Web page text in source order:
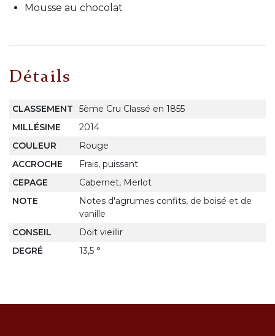
Mousse au chocolat
Détails
CLASSEMENT
5ème Cru Classé en 1855
MILLÉSIME
2014
COULEUR
Rouge
ACCROCHE
Frais, puissant
CEPAGE
Cabernet, Merlot
NOTE
Notes d'agrumes confits, de boisé et de
vanille
CONSEIL
Doit vieillir
DEGRÉ
13,5 °